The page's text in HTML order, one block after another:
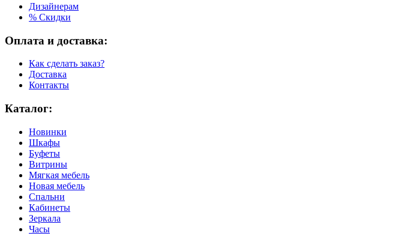
Дизайнерам
% Скидки
Оплата и доставка:
Как сделать заказ?
Доставка
Контакты
Каталог:
Новинки
Шкафы
Буфеты
Витрины
Мягкая мебель
Новая мебель
Спальни
Кабинеты
Зеркала
Часы